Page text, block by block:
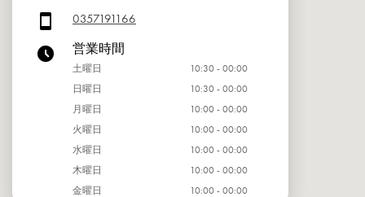
0357191166
営業時間
土曜日
10:30 - 00:00
日曜日
10:30 - 00:00
月曜日
10:00 - 00:00
火曜日
10:00 - 00:00
水曜日
10:00 - 00:00
木曜日
10:00 - 00:00
金曜日
10:00 - 00:00